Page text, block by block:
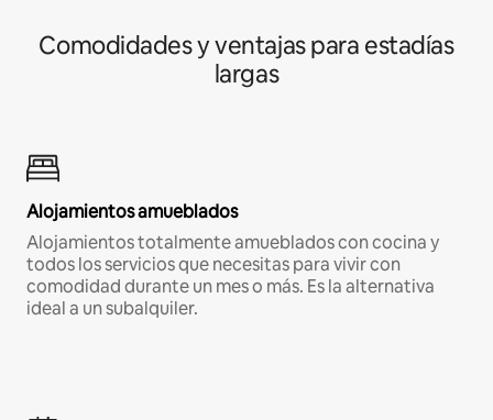
Comodidades y ventajas para estadías
largas
Alojamientos amueblados
Alojamientos totalmente amueblados con cocina y
todos los servicios que necesitas para vivir con
comodidad durante un mes o más. Es la alternativa
ideal a un subalquiler.